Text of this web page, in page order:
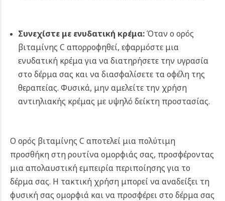
Συνεχίστε με ενυδατική κρέμα:Όταν ο ορός
βιταμίνης C απορροφηθεί, εφαρμόστε μια
ενυδατική κρέμα για να διατηρήσετε την υγρασία
στο δέρμα σας και να διασφαλίσετε τα οφέλη της
θεραπείας. Φυσικά, μην αμελείτε την χρήση
αντιηλιακής κρέμας με υψηλό δείκτη προστασίας.
Ο ορός βιταμίνης C αποτελεί μια πολύτιμη
προσθήκη στη ρουτίνα ομορφιάς σας, προσφέροντας
μια απολαυστική εμπειρία περιποίησης για το
δέρμα σας. Η τακτική χρήση μπορεί να αναδείξει τη
φυσική σας ομορφιά και να προσφέρει στο δέρμα σας